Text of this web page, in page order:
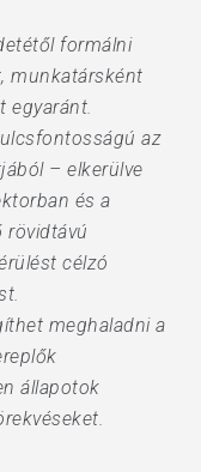
formálni
munkatársként
egyaránt.
az
– elkerülve
és a
rövidtávú
célzó
meghaladni a
állapotok